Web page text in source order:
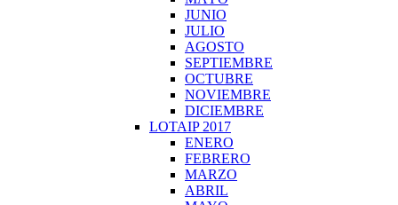
JUNIO
JULIO
AGOSTO
SEPTIEMBRE
OCTUBRE
NOVIEMBRE
DICIEMBRE
LOTAIP 2017
ENERO
FEBRERO
MARZO
ABRIL